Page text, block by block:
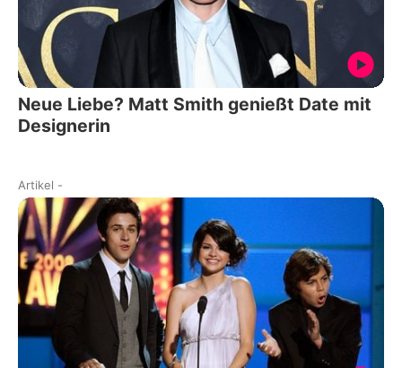
Neue Liebe? Matt Smith genießt Date mit
Designerin
Artikel -